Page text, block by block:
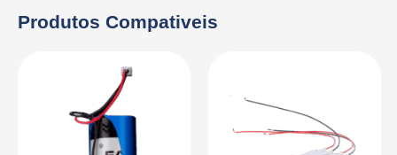
Produtos Compativeis